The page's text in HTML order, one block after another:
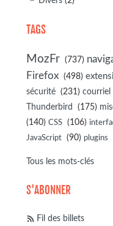
TAGS
MozFr (737)
Firefox (498)
sécurité (231) courriel
Thunderbird (175)
(140) CSS (106)
JavaScript (90) plugins
Tous les mots-clés
S'ABONNER
Fil des billets